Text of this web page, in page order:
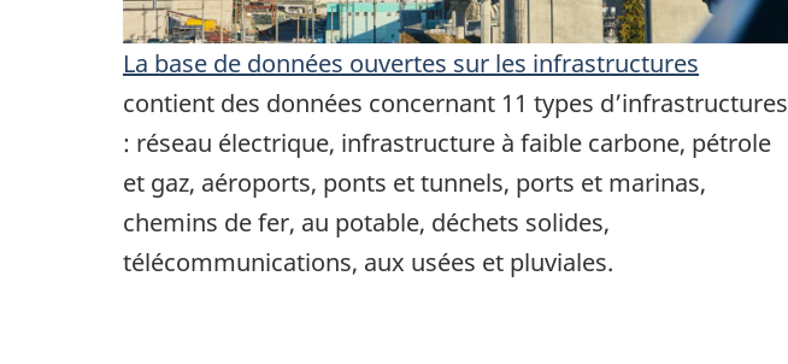
La base de données ouvertes sur les infrastructures
contient des données concernant 11 types d’infrastructures
: réseau électrique, infrastructure à faible carbone, pétrole
et gaz, aéroports, ponts et tunnels, ports et marinas,
chemins de fer, au potable, déchets solides,
télécommunications, aux usées et pluviales.